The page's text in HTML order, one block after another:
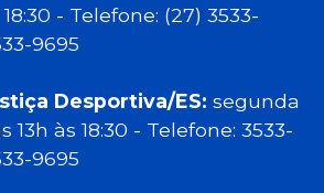
- Telefone: (27) 3533-
9695
Desportiva/ES: segunda
13h às 18:30 - Telefone: 3533-
9695